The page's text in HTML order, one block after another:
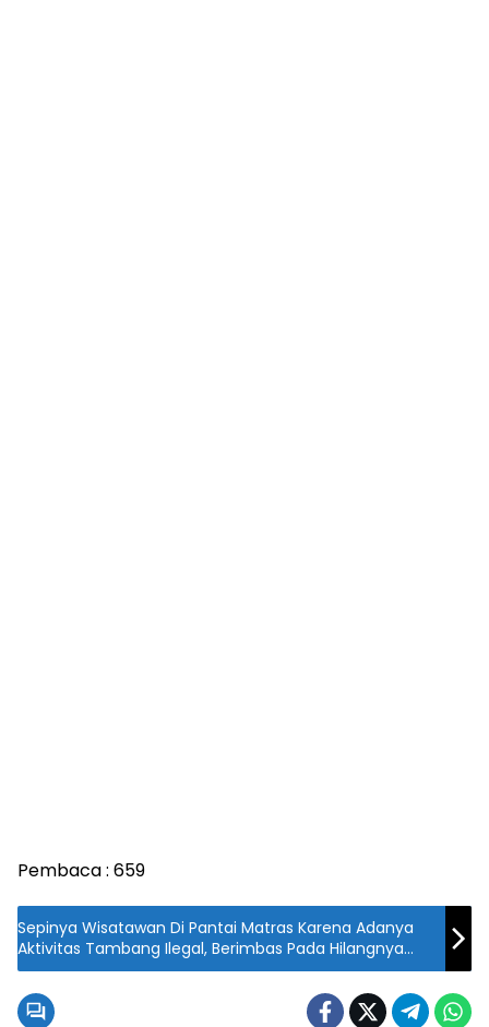
Pembaca : 659
Sepinya Wisatawan Di Pantai Matras Karena Adanya
Aktivitas Tambang Ilegal, Berimbas Pada Hilangnya
Pendapatan Asli Daerah (PAD)